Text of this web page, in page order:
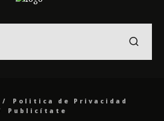
Politica de Privacidad
Publicítate